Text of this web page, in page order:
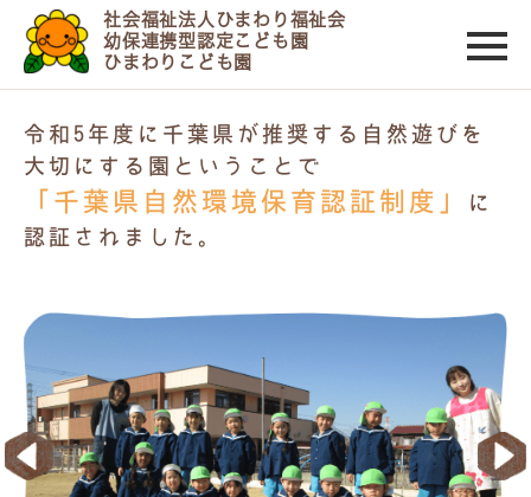
社会福祉法人ひまわり福祉会
幼保連携型認定こども園
ひまわりこども園
令和5年度に千葉県が推奨する自然遊びを
大切にする園ということで
「千葉県自然環境保育認証制度」
に
認証されました。